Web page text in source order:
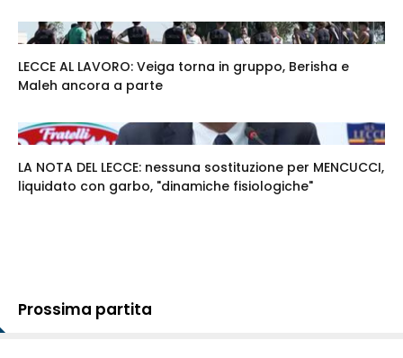
LECCE AL LAVORO: Veiga torna in gruppo, Berisha e
Maleh ancora a parte
LA NOTA DEL LECCE: nessuna sostituzione per MENCUCCI,
liquidato con garbo, "dinamiche fisiologiche"
Prossima partita